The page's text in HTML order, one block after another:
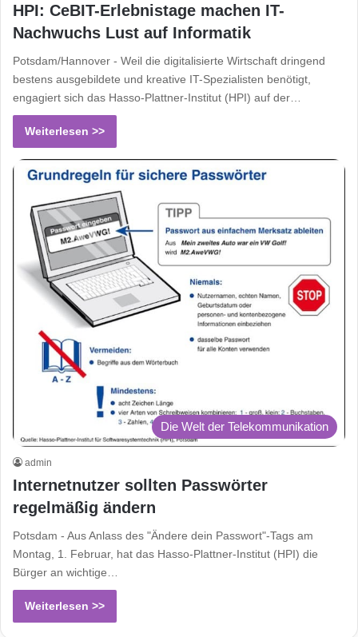
HPI: CeBIT-Erlebnistage machen IT-
Nachwuchs Lust auf Informatik
Potsdam/Hannover - Weil die digitalisierte Wirtschaft dringend
bestens ausgebildete und kreative IT-Spezialisten benötigt,
engagiert sich das Hasso-Plattner-Institut (HPI) auf der…
Weiterlesen >>
Die Welt der Telekommunikation
admin
Internetnutzer sollten Passwörter
regelmäßig ändern
Potsdam - Aus Anlass des "Ändere dein Passwort"-Tags am
Montag, 1. Februar, hat das Hasso-Plattner-Institut (HPI) die
Bürger an wichtige…
Weiterlesen >>